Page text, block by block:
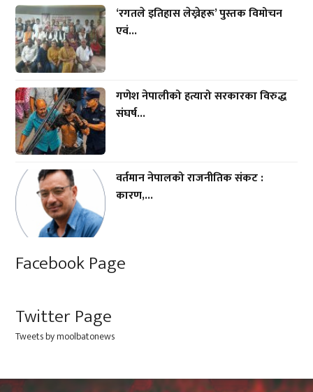
‘रगतले इतिहास लेख्नेहरू’ पुस्तक विमोचन
एवं...
गणेश नेपालीको हत्यारो सरकारका विरुद्ध
संघर्ष...
वर्तमान नेपालको राजनीतिक संकट :
कारण,...
Facebook Page
Twitter Page
Tweets by moolbatonews